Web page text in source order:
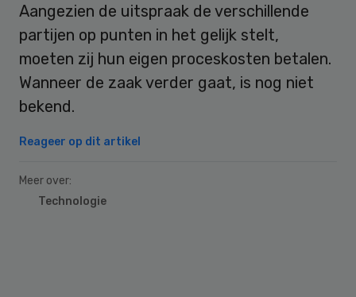
Aangezien de uitspraak de verschillende
partijen op punten in het gelijk stelt,
moeten zij hun eigen proceskosten betalen.
Wanneer de zaak verder gaat, is nog niet
bekend.
Reageer op dit artikel
Meer over:
Technologie